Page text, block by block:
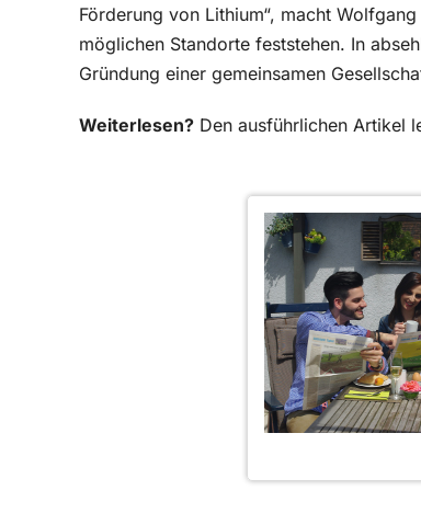
Förderung von Lithium“, macht
möglichen Standorte feststehen. In
Gründung einer gemeinsamen
Weiterlesen? Den ausführlichen Artikel